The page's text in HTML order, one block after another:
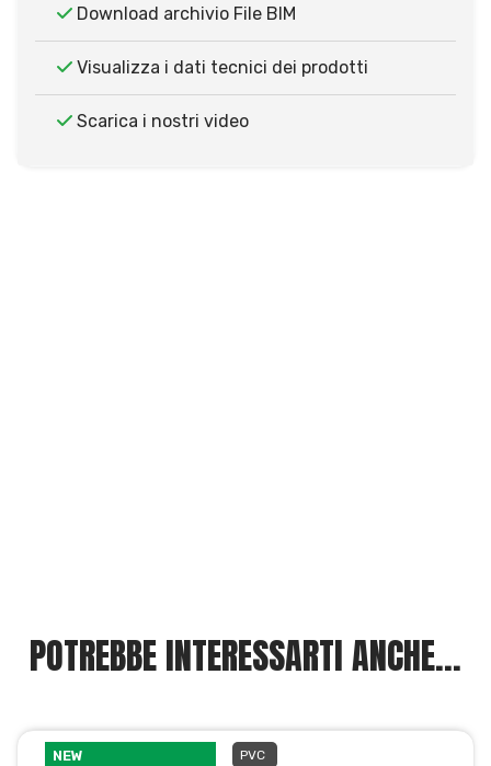
Download archivio File BIM
Visualizza i dati tecnici dei prodotti
Scarica i nostri video
POTREBBE INTERESSARTI ANCHE...
NEW PVC